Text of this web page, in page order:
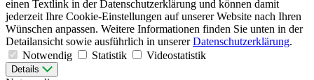
einen Textlink in der Datenschutzerklärung und können damit
jederzeit Ihre Cookie-Einstellungen auf unserer Website nach Ihren
Wünschen anpassen. Weitere Informationen finden Sie unten in der
Detailansicht sowie ausführlich in unsererDatenschutzerklärung.
Notwendig
Statistik Videostatistik
Details